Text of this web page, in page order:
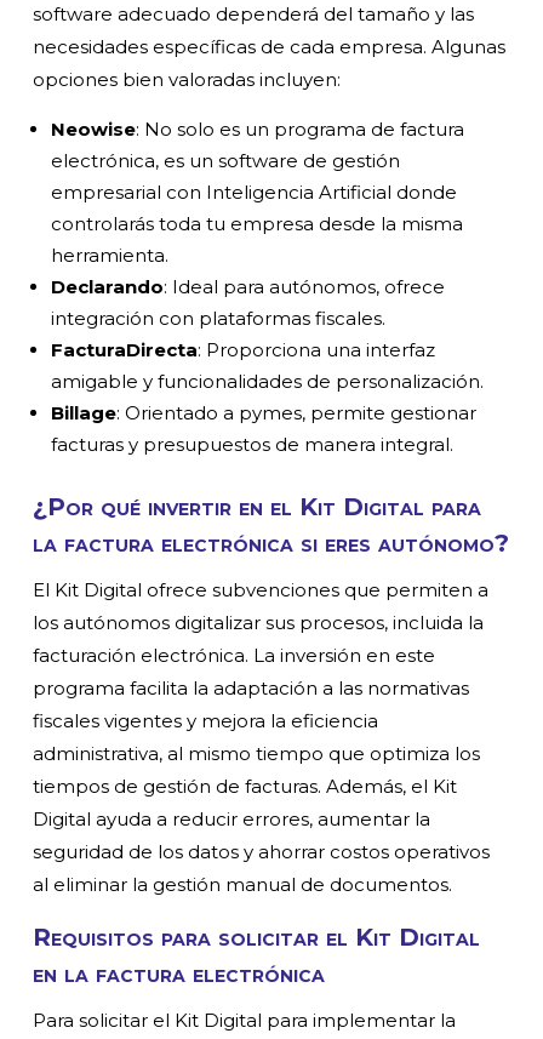
software adecuado dependerá del tamaño y las
necesidades específicas de cada empresa. Algunas
opciones bien valoradas incluyen:
Neowise: No solo es un programa de factura
electrónica, es un software de gestión
empresarial con Inteligencia Artificial donde
controlarás toda tu empresa desde la misma
herramienta.
Declarando: Ideal para autónomos, ofrece
integración con plataformas fiscales.
FacturaDirecta: Proporciona una interfaz
amigable y funcionalidades de personalización.
Billage: Orientado a pymes, permite gestionar
facturas y presupuestos de manera integral.
¿Por qué invertir en el Kit Digital para
la factura electrónica si eres autónomo?
El Kit Digital ofrece subvenciones que permiten a
los autónomos digitalizar sus procesos, incluida la
facturación electrónica. La inversión en este
programa facilita la adaptación a las normativas
fiscales vigentes y mejora la eficiencia
administrativa, al mismo tiempo que optimiza los
tiempos de gestión de facturas. Además, el Kit
Digital ayuda a reducir errores, aumentar la
seguridad de los datos y ahorrar costos operativos
al eliminar la gestión manual de documentos.
Requisitos para solicitar el Kit Digital
en la factura electrónica
Para solicitar el Kit Digital para implementar la